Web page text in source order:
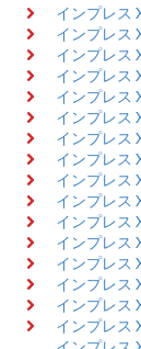
インプレス
インプレス
インプレス
インプレス
インプレス
インプレス
インプレス
インプレス
インプレス
インプレス
インプレス
インプレス
インプレス
インプレス
インプレス
インプレス